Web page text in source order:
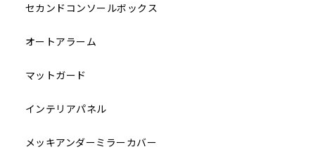
セカンドコンソールボックス
オートアラーム
マットガード
インテリアパネル
メッキアンダーミラーカバー